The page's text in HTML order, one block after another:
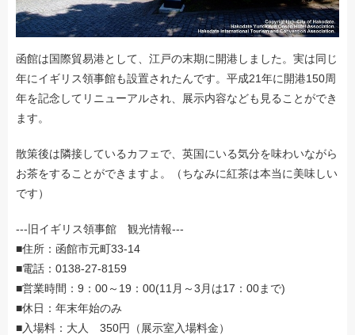
函館は国際貿易港として、江戸の末期に開港しました。実は同じ
年にイギリス領事館も設置されたんです。平成21年に開港150周
年を記念してリニューアルされ、展示内容なども見ることができ
ます。
散策後は隣接しているカフェで、英国にいる気分を味わいながら
お茶をすることができますよ。（ちなみに紅茶は本当に美味しい
です）
---旧イギリス領事館 観光情報---
■住所：函館市元町33-14
■電話：0138-27-8159
■営業時間：9：00～19：00(11月～3月は17：00まで)
■休日：年末年始のみ
■入場料：大人 350円（展示室入場料金）